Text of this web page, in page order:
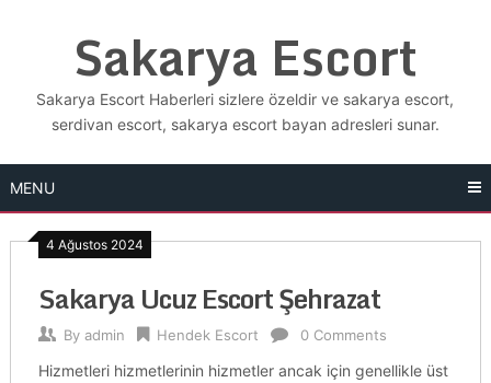
Sakarya Escort
Sakarya Escort Haberleri sizlere özeldir ve sakarya escort,
serdivan escort, sakarya escort bayan adresleri sunar.
MENU
4 Ağustos 2024
Sakarya Ucuz Escort Şehrazat
By admin Hendek Escort 0 Comments
Hizmetleri hizmetlerinin hizmetler ancak için genellikle üst